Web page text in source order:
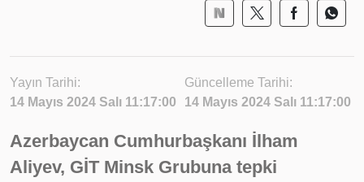
Yayın Tarihi:
14 Mayıs 2024 Salı 11:17:00
Güncelleme Tarihi:
14 Mayıs 2024 Salı 11:17:00
Azerbaycan Cumhurbaşkanı İlham
Aliyev, GİT Minsk Grubuna tepki